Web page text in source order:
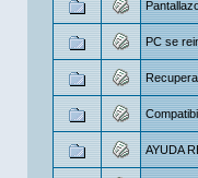
PC se
AYUDA